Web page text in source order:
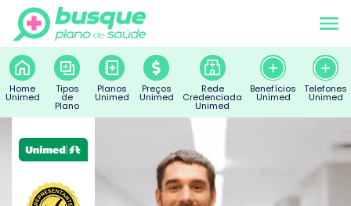
Home
Unimed
Tipos
de
Plano
Planos
Unimed
Preços
Unimed
Rede
Credenciada
Unimed
Benefícios
Unimed
Telefones
Unimed